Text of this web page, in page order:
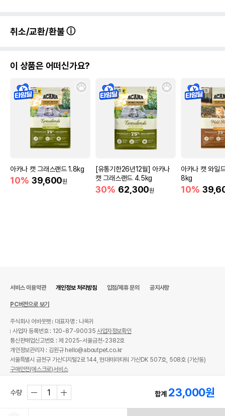
취소/교환/환불
이 상품은 어떠신가요?
아카나 캣 그래스랜드 1.8kg
10% 39,600원
[유통기한26년12월] 아카나
캣 그래스랜드 4.5kg
30% 62,300원
아카나 캣 와일
8kg
10%
수량 합계 23,000원
서비스 이용약관 개인정보 처리방침 입점/제휴 문의 공지사항
PC버전으로 보기
주식회사 어바웃펫
대표자명 : 나옥귀
사업자 등록번호 : 120-87-90035사업자정보확인
통신판매업신고번호 : 제 2025-서울금천-2382호
개인정보관리자 : 김원규 hello@aboutpet.co.kr
서울특별시 금천구 가산디지털2로 144, 현대테라타워 가산DK 507호, 508호 (가산동)
구매안전(에스크로)서비스